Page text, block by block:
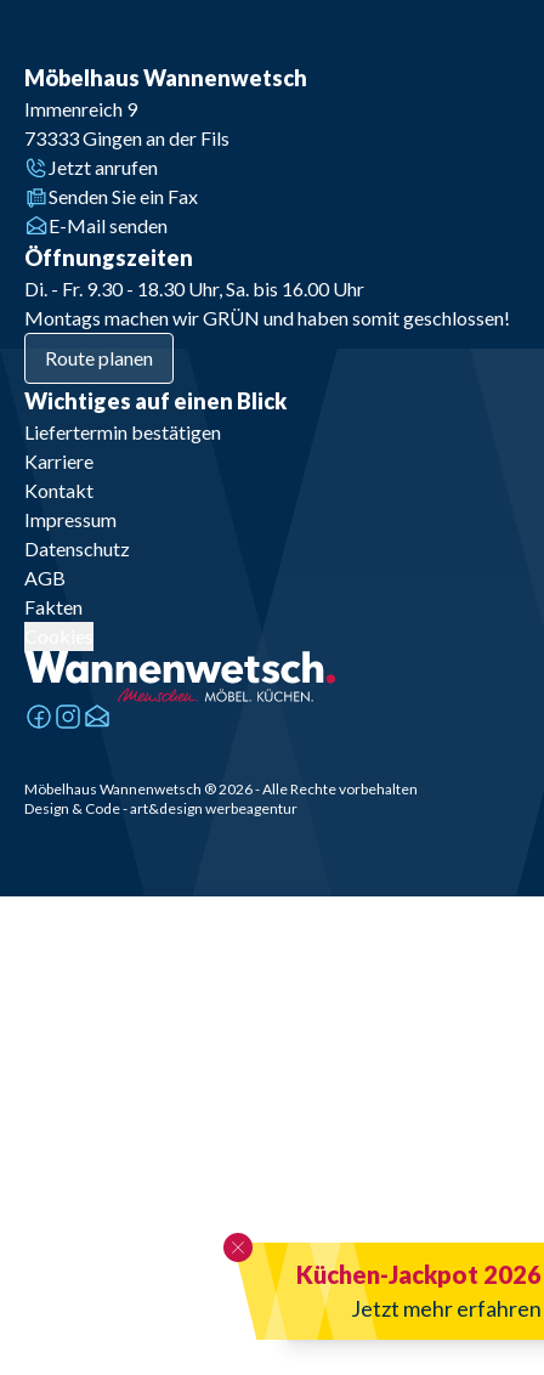
Küchen-Jackpot 2026
Jetzt mehr erfahren
Möbelhaus Wannenwetsch
Immenreich 9
73333Gingen an der Fils
Jetzt anrufen
Senden Sie ein Fax
E-Mail senden
Öffnungszeiten
Di. - Fr. 9.30 - 18.30 Uhr, Sa. bis 16.00 Uhr
Montags machen wir GRÜN und haben somit geschlossen!
Route planen
Wichtiges auf einen Blick
Liefertermin bestätigen
Karriere
Kontakt
Impressum
Datenschutz
AGB
Fakten
Möbelhaus Wannenwetsch ®2026- Alle Rechte vorbehalten
Design & Code - art&design werbeagentur